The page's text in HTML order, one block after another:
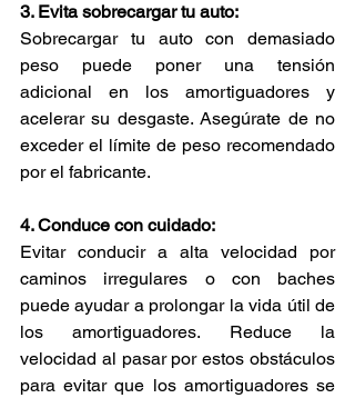
3. Evita sobrecargar tu auto:
Sobrecargar tu auto con demasiado
peso puede poner una tensión
adicional en los amortiguadores y
acelerar su desgaste. Asegúrate de no
exceder el límite de peso recomendado
por el fabricante.
4. Conduce con cuidado:
Evitar conducir a alta velocidad por
caminos irregulares o con baches
puede ayudar a prolongar la vida útil de
los amortiguadores. Reduce la
velocidad al pasar por estos obstáculos
para evitar que los amortiguadores se